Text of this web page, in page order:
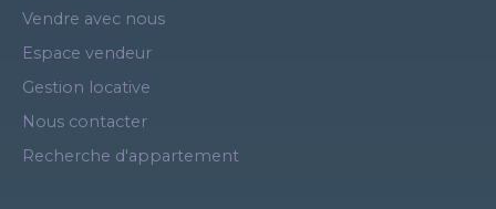
Vendre avec nous
Espace vendeur
Gestion locative
Nous contacter
Recherche d'appartement